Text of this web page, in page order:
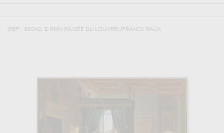
(REF : 98042) © RMN (MUSÉE DU LOUVRE) /FRANCK RAUX